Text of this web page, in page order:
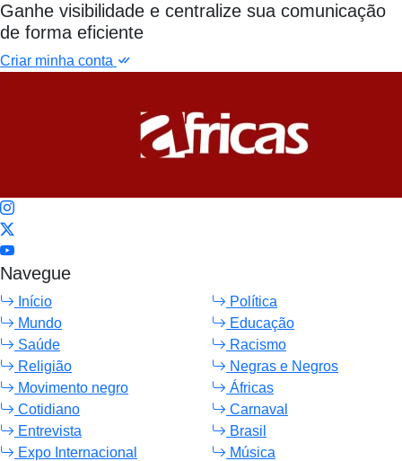
Ganhe visibilidade e centralize sua comunicação
de forma eficiente
Criar minha conta
Navegue
Início
Política
Mundo
Educação
Saúde
Racismo
Religião
Negras e Negros
Movimento negro
Áfricas
Cotidiano
Carnaval
Entrevista
Brasil
Expo Internacional
Música